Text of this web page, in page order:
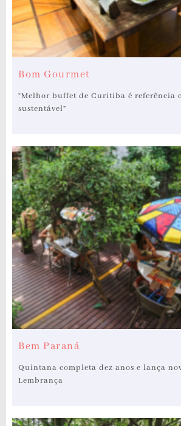
Bom Gourmet
“Melhor buffet de Curitiba é referência
sustentável”
Bem Paraná
Quintana completa dez anos e lança
Lembrança